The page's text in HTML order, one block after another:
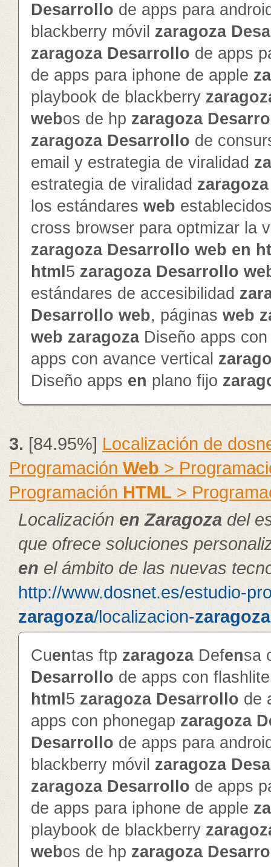
Desarrollo de apps para
blackberry móvil zaragoza
zaragoza Desarrollo de apps
de apps para iphone de apple
playbook de blackberry
webos de hp zaragoza
zaragoza Desarrollo de
email y estrategia de viralidad
estrategia de viralidad zaragoza
los estándares web
cross browser para optmizar la
zaragoza Desarrollo web en
html 5 zaragoza Desarrollo
estándares de accesibilidad
Desarrollo web, páginas web
web zaragozaDiseño apps
apps con avance vertical
Diseño apps en plano fijo
3.[84.95%] Localización de
ProgramaciónWeb >
Programación HTML>
Localizaciónen Zaragoza del
que ofrece soluciones
enel ámbito de las nuevas
http://www.dosnet.es/estudio-
zaragoza/localizacion-zaragoza
Cuentas ftp zaragozaDefensa
Desarrollo de apps con
html 5 zaragoza Desarrollo de
apps con phonegap zaragoza
Desarrollo de apps para
blackberry móvil zaragoza
zaragoza Desarrollo de apps
de apps para iphone de apple
playbook de blackberry
webos de hp zaragoza